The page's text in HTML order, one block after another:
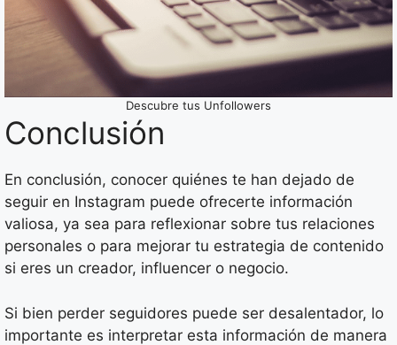
Descubre tus Unfollowers
Conclusión
En conclusión, conocer quiénes te han dejado de
seguir en Instagram puede ofrecerte información
valiosa, ya sea para reflexionar sobre tus relaciones
personales o para mejorar tu estrategia de contenido
si eres un creador, influencer o negocio.
Si bien perder seguidores puede ser desalentador, lo
importante es interpretar esta información de manera